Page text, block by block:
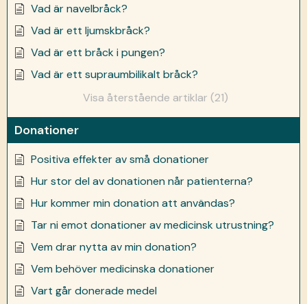
Vad är navelbråck?
Vad är ett ljumskbråck?
Vad är ett bråck i pungen?
Vad är ett supraumbilikalt bråck?
Visa återstående artiklar (21)
Donationer
Positiva effekter av små donationer
Hur stor del av donationen når patienterna?
Hur kommer min donation att användas?
Tar ni emot donationer av medicinsk utrustning?
Vem drar nytta av min donation?
Vem behöver medicinska donationer
Vart går donerade medel